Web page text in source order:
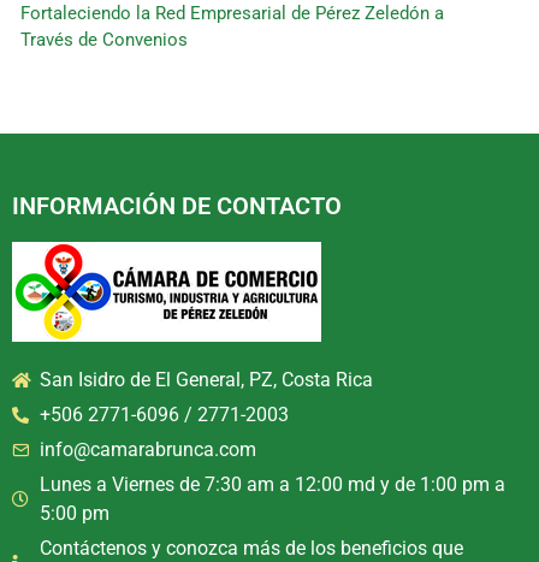
Fortaleciendo la Red Empresarial de Pérez Zeledón a
Través de Convenios
INFORMACIÓN DE CONTACTO
San Isidro de El General, PZ, Costa Rica
+506 2771-6096 / 2771-2003
info@camarabrunca.com
Lunes a Viernes de 7:30 am a 12:00 md y de 1:00 pm a
5:00 pm
Contáctenos y conozca más de los beneficios que